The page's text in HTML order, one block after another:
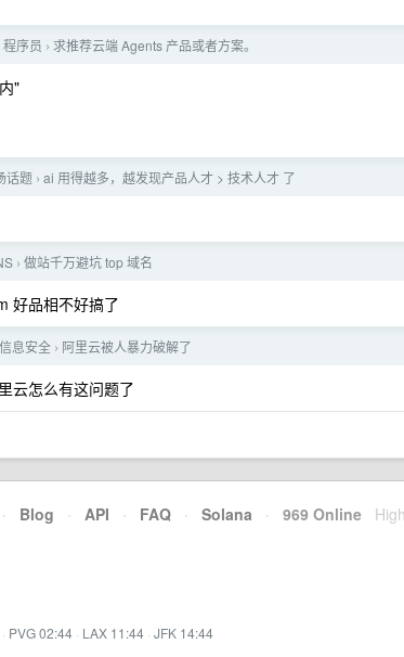
程序员 › 求推荐云端 Agents 产品或者方案。
"
话题 › ai 用得越多，越发现产品人才 > 技术人才 了
› 做站千万避坑 top 域名
好品相不好搞了
信息安全 › 阿里云被人暴力破解了
云怎么有这问题了
· Blog · API · FAQ · Solana · 969 Online
· PVG 02:44 · LAX 11:44 · JFK 14:44